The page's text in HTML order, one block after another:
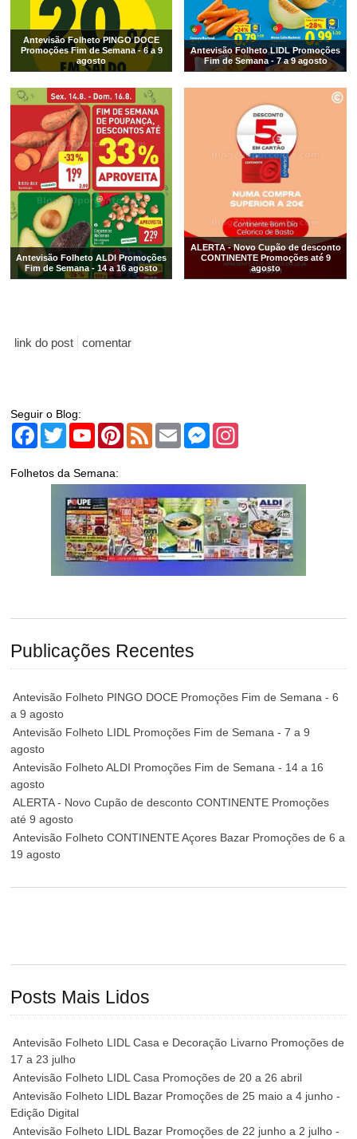
Antevisão Folheto PINGO DOCE
Promoções Fim de Semana - 6 a 9
agosto
Antevisão Folheto LIDL Promoções
Fim de Semana - 7 a 9 agosto
Antevisão Folheto ALDI Promoções
Fim de Semana - 14 a 16 agosto
ALERTA - Novo Cupão de desconto
CONTINENTE Promoções até 9
agosto
link do post comentar
Seguir o Blog:
Facebook
TwitterYouTubePinterest
Feed Email Messenger
Folhetos da Semana:
Publicações Recentes
Antevisão Folheto PINGO DOCE Promoções Fim de Semana - 6
a 9 agosto
Antevisão Folheto LIDL Promoções Fim de Semana - 7 a 9
agosto
Antevisão Folheto ALDI Promoções Fim de Semana - 14 a 16
agosto
ALERTA - Novo Cupão de desconto CONTINENTE Promoções
até 9 agosto
Antevisão Folheto CONTINENTE Açores Bazar Promoções de 6 a
19 agosto
Posts Mais Lidos
Antevisão Folheto LIDL Casa e Decoração Livarno Promoções de
17 a 23 julho
Antevisão Folheto LIDL Casa Promoções de 20 a 26 abril
Antevisão Folheto LIDL Bazar Promoções de 25 maio a 4 junho -
Edição Digital
Antevisão Folheto LIDL Bazar Promoções de 22 junho a 2 julho -